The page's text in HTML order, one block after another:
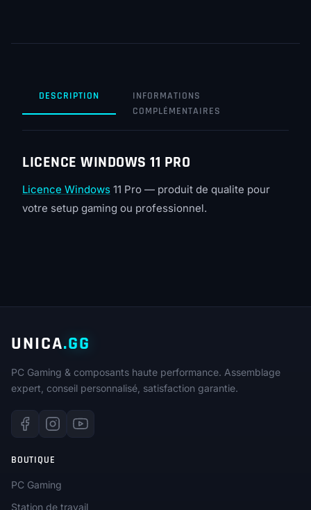
DESCRIPTION
INFORMATIONS
COMPLÉMENTAIRES
LICENCE WINDOWS 11 PRO
Licence Windows 11 Pro — produit de qualite pour
votre setup gaming ou professionnel.
UNICA.GG
PC Gaming & composants haute performance. Assemblage
expert, conseil personnalisé, satisfaction garantie.
BOUTIQUE
PC Gaming
Station de travail